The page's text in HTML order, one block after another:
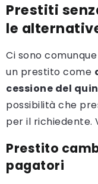
Prestiti
le
Ci sono
un prestito come
cessione del
possibilità che
per il richiedente.
Prestito
pagatori